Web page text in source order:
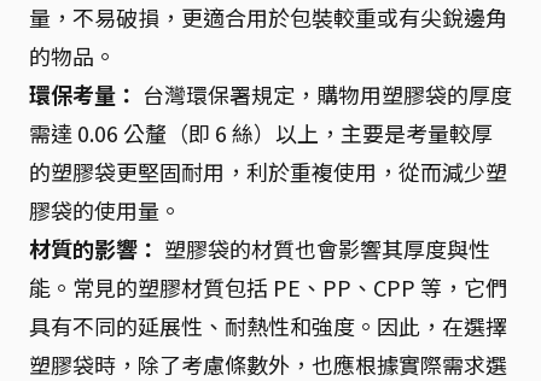
量，不易破損，更適合用於包裝較重或有尖銳邊角
的物品。
環保考量： 台灣環保署規定，購物用塑膠袋的厚度
需達 0.06 公釐（即 6 絲）以上，主要是考量較厚
的塑膠袋更堅固耐用，利於重複使用，從而減少塑
膠袋的使用量。
材質的影響： 塑膠袋的材質也會影響其厚度與性
能。常見的塑膠材質包括 PE、PP、CPP 等，它們
具有不同的延展性、耐熱性和強度。因此，在選擇
塑膠袋時，除了考慮條數外，也應根據實際需求選